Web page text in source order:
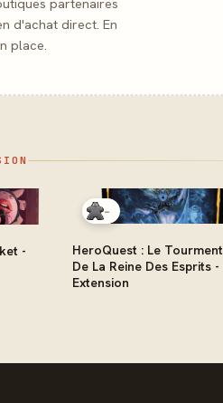
d'achat direct. En
place.
-
-
HeroQuest : Le Tourment
De La Reine Des Esprits -
Extension